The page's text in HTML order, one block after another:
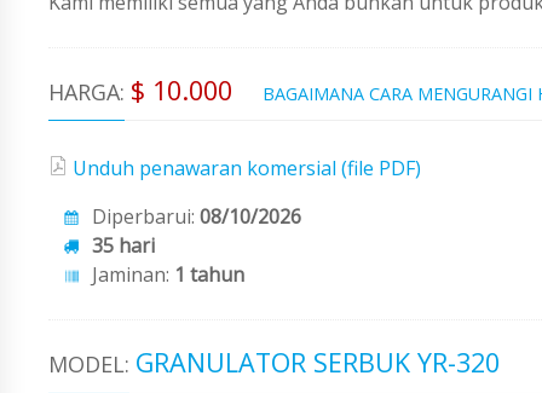
HARGA: $ 10.000 BAGAIMANA CARA MENGURANGI
Unduh penawaran komersial (file PDF)
Diperbarui: 08/10/2026
35 hari
Jaminan: 1 tahun
MODEL: GRANULATOR SERBUK YR-320